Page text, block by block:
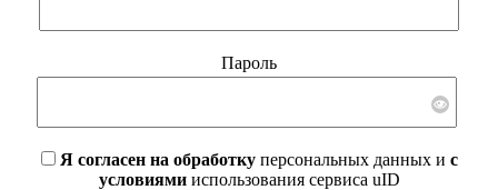
Пароль
Я согласен на обработкуперсональных данных и с
условиямииспользования сервиса uID